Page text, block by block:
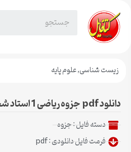
زیست شناسی,علوم پایه
دانلود pdf جزوه ریاضی 1 استاد شجاعی
دسته فایل :جزوه
فرمت فایل دانلودی : pdf